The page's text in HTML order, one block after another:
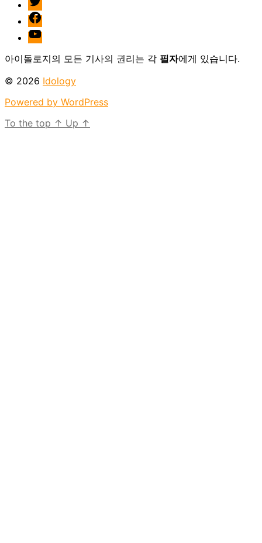
facebook
Youtube
아이돌로지의 모든 기사의 권리는 각 필자에게 있습니다.
© 2026 Idology
Powered by WordPress
To the top ↑ Up ↑